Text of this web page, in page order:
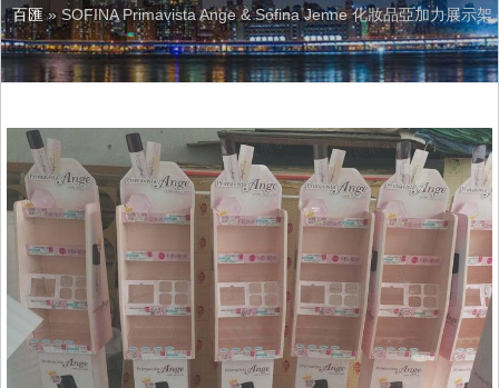
百匯» SOFINA Primavista Ange & Sofina Jenne 化妝品亞加力展示架